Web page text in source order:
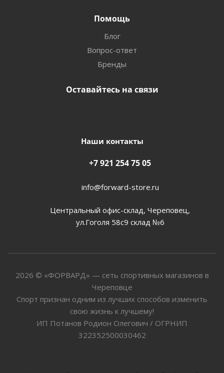
Помощь
Блог
Вопрос-ответ
Бренды
Оставайтесь на связи
Наши контакты
+7 921 254 75 05
info@forward-store.ru
Центральный офис-склад, Череповец,
ул.Гоголя 58с9 склад №6
2026 © «ФОРВАРД» — сеть спортивных магазинов в
Череповце
Спорт признан одним из лучших способов изменить
свою жизнь к лучшему!
ИП Потанов Родион Олегович / ОГРНИП
322352500030462